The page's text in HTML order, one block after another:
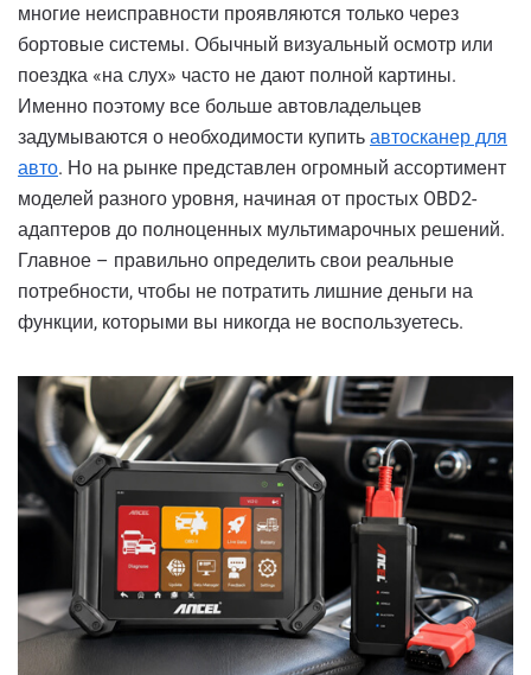
многие неисправности проявляются только через
бортовые системы. Обычный визуальный осмотр или
поездка «на слух» часто не дают полной картины.
Именно поэтому все больше автовладельцев
задумываются о необходимости купить автосканер для
авто. Но на рынке представлен огромный ассортимент
моделей разного уровня, начиная от простых OBD2-
адаптеров до полноценных мультимарочных решений.
Главное – правильно определить свои реальные
потребности, чтобы не потратить лишние деньги на
функции, которыми вы никогда не воспользуетесь.